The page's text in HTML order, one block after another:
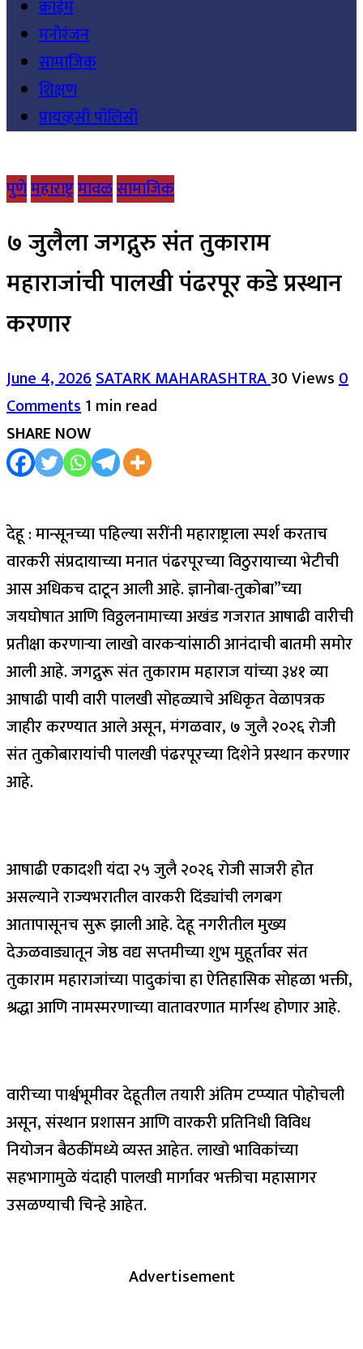
क्राईम
मनोरंजन
सामाजिक
शिक्षण
प्रायव्हसी पॉलिसी
पुणेमहाराष्ट्रमावळसामाजिक
७ जुलैला जगद्गुरु संत तुकाराम
महाराजांची पालखी पंढरपूर कडे प्रस्थान
करणार
June 4, 2026SATARK MAHARASHTRA30 Views0
Comments1 min read
SHARE NOW
देहू : मान्सूनच्या पहिल्या सरींनी महाराष्ट्राला स्पर्श करताच
वारकरी संप्रदायाच्या मनात पंढरपूरच्या विठुरायाच्या भेटीची
आस अधिकच दाटून आली आहे. ज्ञानोबा-तुकोबा”च्या
जयघोषात आणि विठ्ठलनामाच्या अखंड गजरात आषाढी वारीची
प्रतीक्षा करणाऱ्या लाखो वारकऱ्यांसाठी आनंदाची बातमी समोर
आली आहे. जगद्गुरू संत तुकाराम महाराज यांच्या ३४१ व्या
आषाढी पायी वारी पालखी सोहळ्याचे अधिकृत वेळापत्रक
जाहीर करण्यात आले असून, मंगळवार, ७ जुलै २०२६ रोजी
संत तुकोबारायांची पालखी पंढरपूरच्या दिशेने प्रस्थान करणार
आहे.
आषाढी एकादशी यंदा २५ जुलै २०२६ रोजी साजरी होत
असल्याने राज्यभरातील वारकरी दिंड्यांची लगबग
आतापासूनच सुरू झाली आहे. देहू नगरीतील मुख्य
देऊळवाड्यातून जेष्ठ वद्य सप्तमीच्या शुभ मुहूर्तावर संत
तुकाराम महाराजांच्या पादुकांचा हा ऐतिहासिक सोहळा भक्ती,
श्रद्धा आणि नामस्मरणाच्या वातावरणात मार्गस्थ होणार आहे.
वारीच्या पार्श्वभूमीवर देहूतील तयारी अंतिम टप्प्यात पोहोचली
असून, संस्थान प्रशासन आणि वारकरी प्रतिनिधी विविध
नियोजन बैठकींमध्ये व्यस्त आहेत. लाखो भाविकांच्या
सहभागामुळे यंदाही पालखी मार्गावर भक्तीचा महासागर
उसळण्याची चिन्हे आहेत.
Advertisement